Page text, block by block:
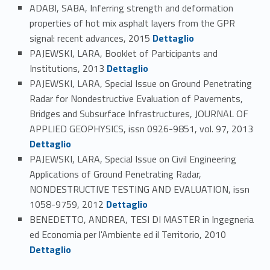
ADABI, SABA, Inferring strength and deformation
properties of hot mix asphalt layers from the GPR
signal: recent advances, 2015 Link identifier #identifier_person_89820-92
Dettaglio
PAJEWSKI, LARA, Booklet of Participants and
Institutions, 2013 Link identifier #identifier_person_79451-93
Dettaglio
PAJEWSKI, LARA, Special Issue on Ground Penetrating
Radar for Nondestructive Evaluation of Pavements,
Bridges and Subsurface Infrastructures, JOURNAL OF
APPLIED GEOPHYSICS, issn 0926-9851, vol. 97, 2013
Link identifier #identifier_person_76089-94
Dettaglio
PAJEWSKI, LARA, Special Issue on Civil Engineering
Applications of Ground Penetrating Radar,
NONDESTRUCTIVE TESTING AND EVALUATION, issn
1058-9759, 2012 Link identifier #identifier_person_189373-95
Dettaglio
BENEDETTO, ANDREA, TESI DI MASTER in Ingegneria
ed Economia per l'Ambiente ed il Territorio, 2010 Link identifier #identifier_person_141273-96
Dettaglio